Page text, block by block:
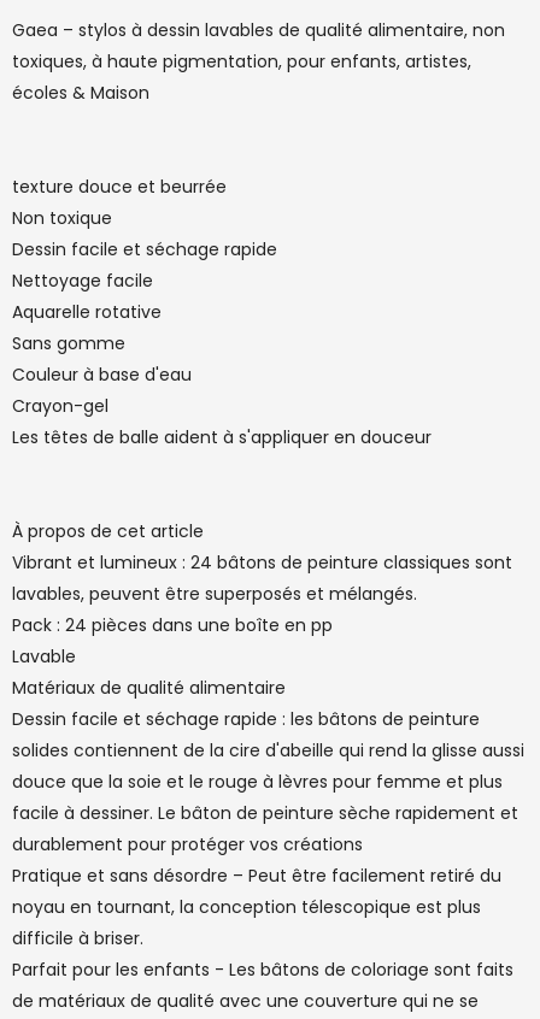
Gaea – stylos à dessin lavables de qualité alimentaire, non
toxiques, à haute pigmentation, pour enfants, artistes,
écoles & Maison
texture douce et beurrée
Non toxique
Dessin facile et séchage rapide
Nettoyage facile
Aquarelle rotative
Sans gomme
Couleur à base d'eau
Crayon-gel
Les têtes de balle aident à s'appliquer en douceur
À propos de cet article
Vibrant et lumineux : 24 bâtons de peinture classiques sont
lavables, peuvent être superposés et mélangés.
Pack : 24 pièces dans une boîte en pp
Lavable
Matériaux de qualité alimentaire
Dessin facile et séchage rapide : les bâtons de peinture
solides contiennent de la cire d'abeille qui rend la glisse aussi
douce que la soie et le rouge à lèvres pour femme et plus
facile à dessiner. Le bâton de peinture sèche rapidement et
durablement pour protéger vos créations
Pratique et sans désordre – Peut être facilement retiré du
noyau en tournant, la conception télescopique est plus
difficile à briser.
Parfait pour les enfants - Les bâtons de coloriage sont faits
de matériaux de qualité avec une couverture qui ne se